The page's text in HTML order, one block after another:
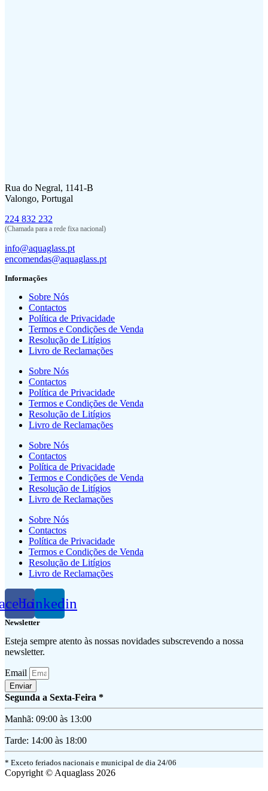
Rua do Negral, 1141-B
Valongo, Portugal
224 832 232
(Chamada para a rede fixa nacional)
info@aquaglass.pt
encomendas@aquaglass.pt
Informações
Sobre Nós
Contactos
Política de Privacidade
Termos e Condições de Venda
Resolução de Litígios
Livro de Reclamações
Sobre Nós
Contactos
Política de Privacidade
Termos e Condições de Venda
Resolução de Litígios
Livro de Reclamações
Sobre Nós
Contactos
Política de Privacidade
Termos e Condições de Venda
Resolução de Litígios
Livro de Reclamações
Sobre Nós
Contactos
Política de Privacidade
Termos e Condições de Venda
Resolução de Litígios
Livro de Reclamações
Linkedin
Newsletter
Esteja sempre atento às nossas novidades subscrevendo a nossa
newsletter.
Email
Enviar
Segunda a Sexta-Feira *
Manhã: 09:00 às 13:00
Tarde: 14:00 às 18:00
* Exceto feriados nacionais e municipal de dia 24/06
Copyright © Aquaglass 2026